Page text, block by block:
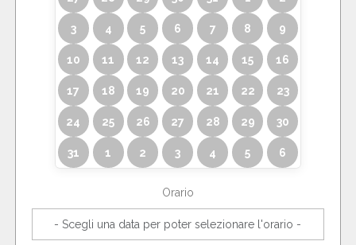
3 4 5 6 7 8 9
10 11 12 13 14 15 16
17 18 19 20 21 22 23
24 25 26 27 28 29 30
31 1 2 3 4 5 6
Orario